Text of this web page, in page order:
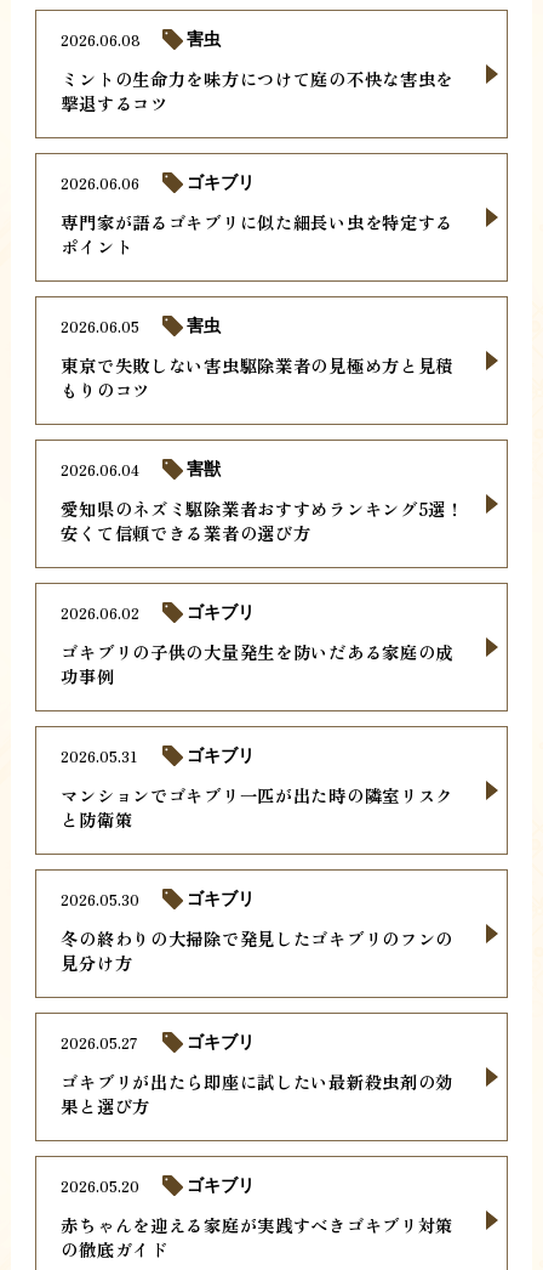
ミントの生命力を味方につけて庭の不快な害虫を
撃退するコツ
2026.06.08 害虫
専門家が語るゴキブリに似た細長い虫を特定する
ポイント
2026.06.06 ゴキブリ
東京で失敗しない害虫駆除業者の見極め方と見積
もりのコツ
2026.06.05 害虫
愛知県のネズミ駆除業者おすすめランキング5選！
安くて信頼できる業者の選び方
2026.06.04 害獣
ゴキブリの子供の大量発生を防いだある家庭の成
功事例
2026.06.02 ゴキブリ
マンションでゴキブリ一匹が出た時の隣室リスク
と防衛策
2026.05.31 ゴキブリ
冬の終わりの大掃除で発見したゴキブリのフンの
見分け方
2026.05.30 ゴキブリ
ゴキブリが出たら即座に試したい最新殺虫剤の効
果と選び方
2026.05.27 ゴキブリ
赤ちゃんを迎える家庭が実践すべきゴキブリ対策
の徹底ガイド
2026.05.20 ゴキブリ